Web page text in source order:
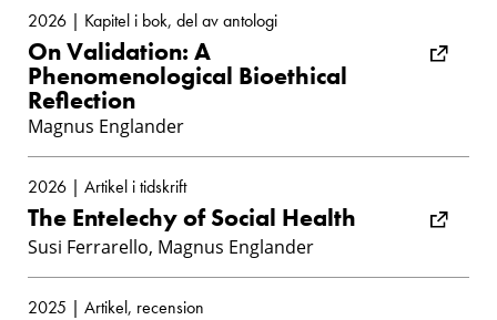
2026 | Kapitel i bok, del av antologi
On Validation: A
Phenomenological Bioethical
Reflection
Magnus Englander
2026 | Artikel i tidskrift
The Entelechy of Social Health
Susi Ferrarello, Magnus Englander
2025 | Artikel, recension